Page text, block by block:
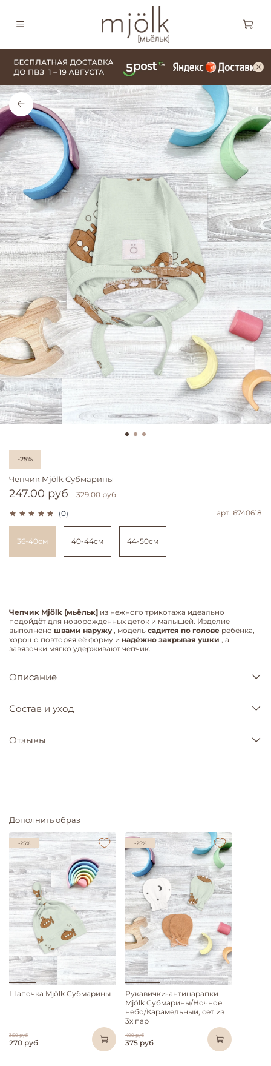
-25%
(0) арт. 6740618
Чепчик Mjölk Субмарины
247.00 руб 329.00 руб
36-40см 40-44см 44-50см
Чепчик Mjölk [мьёльк] из нежного трикотажа идеально
подойдёт для новорожденных деток и малышей. Изделие
выполнено швами наружу, модель садится по голове ребёнка,
хорошо повторяя её форму и надёжно закрывая ушки , а
завязочки мягко удерживают чепчик.
Описание
Состав и уход
Отзывы
Дополнить образ
-25%
Шапочка Mjölk Субмарины
359 руб
270 руб
-25%
Рукавички-антицарапки
Mjölk Субмарины/Ночное
небо/Карамельный, сет из
3х пар
499 руб
375 руб